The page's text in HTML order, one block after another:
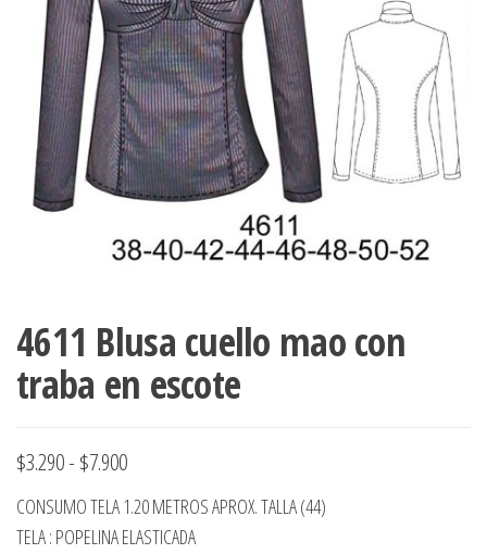
accumark ,
pdf , Moldes
Gerber ,
Graduaciones,
Ploteo y
Digitalización
accumark,
Moldes en
pdf, Moldes
Accumark
Gerber,
Chile.
4611 Blusa cuello mao con
traba en escote
$3.290- $7.900Rango
de
precios:
CONSUMO TELA 1.20 METROS APROX. TALLA (44)
TELA : POPELINA ELASTICADA